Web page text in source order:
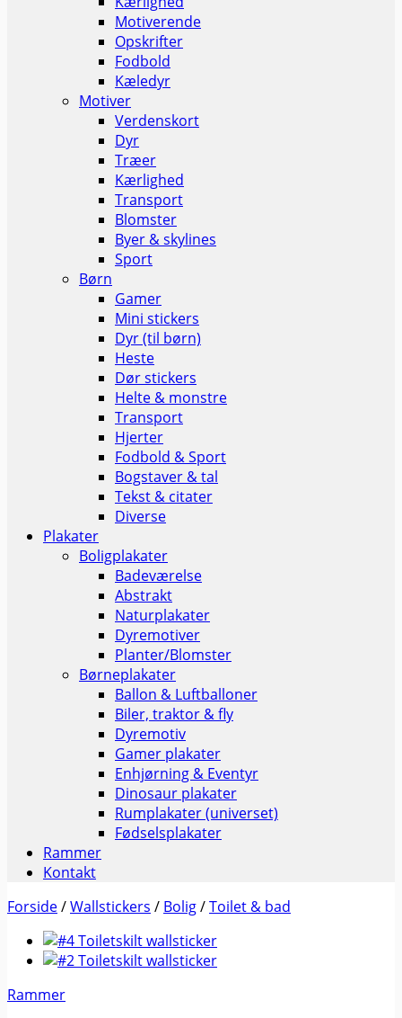
Motiverende
Opskrifter
Fodbold
Kæledyr
Motiver
Verdenskort
Dyr
Træer
Kærlighed
Transport
Blomster
Byer & skylines
Sport
Børn
Gamer
Mini stickers
Dyr (til børn)
Heste
Dør stickers
Helte & monstre
Transport
Hjerter
Fodbold & Sport
Bogstaver & tal
Tekst & citater
Diverse
Plakater
Boligplakater
Badeværelse
Abstrakt
Naturplakater
Dyremotiver
Planter/Blomster
Børneplakater
Ballon & Luftballoner
Biler, traktor & fly
Dyremotiv
Gamer plakater
Enhjørning & Eventyr
Dinosaur plakater
Rumplakater (universet)
Fødselsplakater
Rammer
Kontakt
Forside/Wallstickers / Bolig/Toilet & bad
Rammer